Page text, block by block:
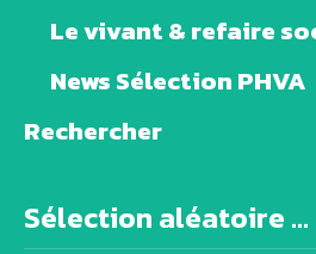
Le vivant & refaire
News Sélection PHVA
Rechercher
Sélection aléatoire ...